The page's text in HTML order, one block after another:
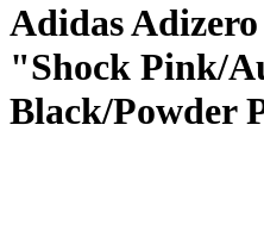
AdidasAdizero
"Shock Pink/
Black/Powder